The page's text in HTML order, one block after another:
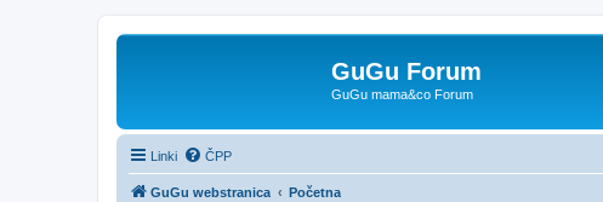
GuGu Forum
GuGu mama&co Forum
Linki ČPP
GuGu webstranica Početna